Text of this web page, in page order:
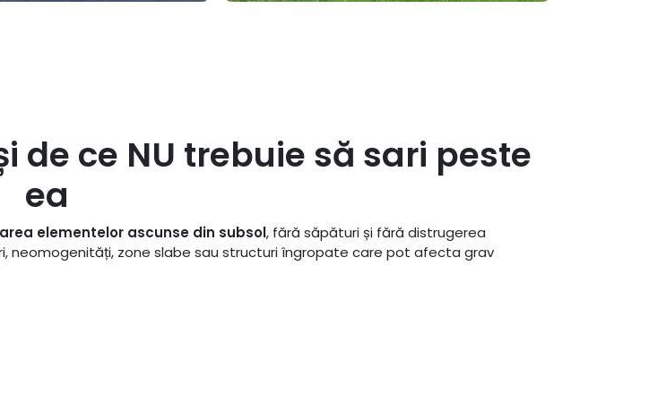
de ce NU trebuie să sari peste
ea
elementelor ascunse din subsol, fără săpături și fără distrugerea
neomogenități, zone slabe sau structuri îngropate care pot afecta grav